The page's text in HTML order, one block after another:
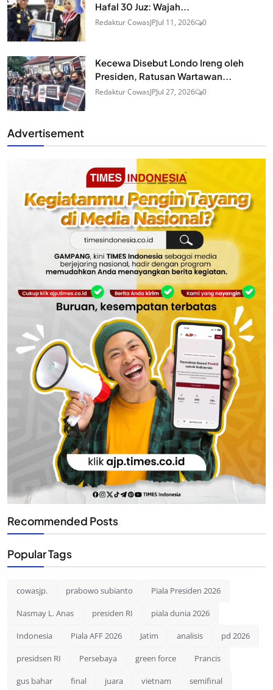
Hafal 30 Juz: Wajah...
Redaktur CowasJPJul 11, 2026 0
Kecewa Disebut Londo Ireng oleh
Presiden, Ratusan Wartawan...
Redaktur CowasJPJul 27, 2026 0
Advertisement
Recommended Posts
Popular Tags
cowasjp. prabowo subianto Piala Presiden 2026
Nasmay L. Anas presiden RI piala dunia 2026
Indonesia Piala AFF 2026 Jatim analisis pd 2026
presidsen RI Persebaya green force Prancis
gus bahar final juara vietnam semifinal